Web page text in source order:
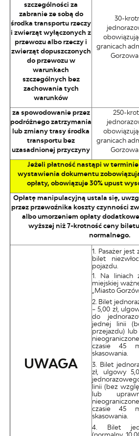
szczególności za
zabranie ze sobą do
środka transportu rzeczy
i zwierząt wyłączonych z
przewozu albo rzeczy i
zwierząt dopuszczonych
do przewozu w
warunkach
szczególnych bez
zachowania tych
warunków
30-
granicach
za spowodowanie przez
podróżnego zatrzymania
lub zmiany trasy środka
transportu bez
uzasadnionej przyczyny
250-
granicach
Jeżeli płatność nastąpi w
wystawienia dokumentu
opłaty, obowiązuje 30% upust
Opłatę manipulacyjną ustala się,
przez przewoźnika koszty czynności
albo umorzeniem opłaty
wyższej niż 7-krotność ceny
normalnego.
UWAGA
Pasażer jest
bilet
pojazdu.
Na liniach
miejskiej
„Miasto
Bilet
– 5,00 zł,
do
jednej linii
przejazdu)
czasie 45
skasowania.
Bilet
zł, ulgowy
linii (bez
lub
czasie 45
skasowania.
Bilet